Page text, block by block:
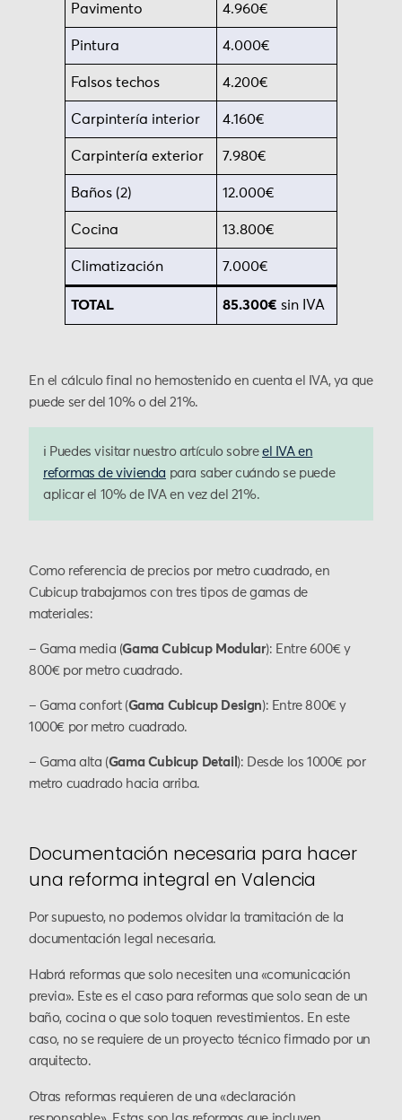
Pavimento 4.960€
Pintura 4.000€
Falsos techos 4.200€
Carpintería interior 4.160€
Carpintería exterior 7.980€
Baños (2) 12.000€
Cocina 13.800€
Climatización 7.000€
TOTAL 85.300€ sin IVA
En el cálculo final no hemostenido en cuenta el IVA, ya que
puede ser del 10% o del 21%.
ℹ️ Puedes visitar nuestro artículo sobreel IVA en
reformas de vivienda para saber cuándo se puede
aplicar el 10% de IVA en vez del 21%.
Como referencia de precios por metro cuadrado, en
Cubicup trabajamos con tres tipos de gamas de
materiales:
– Gama media (Gama Cubicup Modular): Entre 600€ y
800€ por metro cuadrado.
– Gama confort (Gama Cubicup Design): Entre 800€ y
1000€ por metro cuadrado.
– Gama alta (Gama Cubicup Detail ): Desde los 1000€ por
metro cuadrado hacia arriba.
Documentación necesaria para hacer
una reforma integral en Valencia
Por supuesto, no podemos olvidar la tramitación de la
documentación legal necesaria.
Habrá reformas que solo necesiten una «comunicación
previa». Este es el caso para reformas que solo sean de un
baño, cocina o que solo toquen revestimientos. En este
caso, no se requiere de un proyecto técnico firmado por un
arquitecto.
Otras reformas requieren de una «declaración